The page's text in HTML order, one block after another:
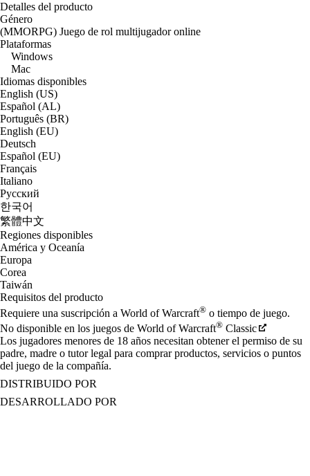
Detalles del producto
Género
(MMORPG) Juego de rol multijugador online
Plataformas
Windows
Mac
Idiomas disponibles
English (US)
Español (AL)
Português (BR)
English (EU)
Deutsch
Español (EU)
Français
Italiano
Русский
한국어
繁體中文
Regiones disponibles
América y Oceanía
Europa
Corea
Taiwán
Requisitos del producto
Requiere una suscripción a World of Warcraft® o tiempo de juego.
No disponible en los juegos de World of Warcraft® Classic
Los jugadores menores de 18 años necesitan obtener el permiso de su
padre, madre o tutor legal para comprar productos, servicios o puntos
del juego de la compañía.
DISTRIBUIDO POR
DESARROLLADO POR